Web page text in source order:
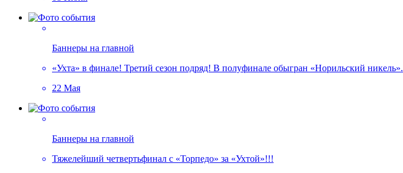
Баннеры на главной
«Ухта» в финале! Третий сезон подряд! В полуфинале обыгран «Норильский никель».
22 Мая
Баннеры на главной
Тяжелейший четвертьфинал с «Торпедо» за «Ухтой»!!!